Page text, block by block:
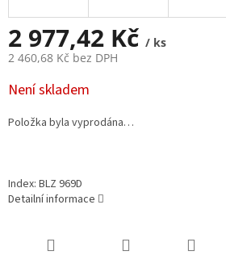
2 977,42 Kč / ks
2 460,68 Kč bez DPH
Měrná
cena:
Není skladem
Položka byla vyprodána…
Index: BLZ 969D
Detailní informace